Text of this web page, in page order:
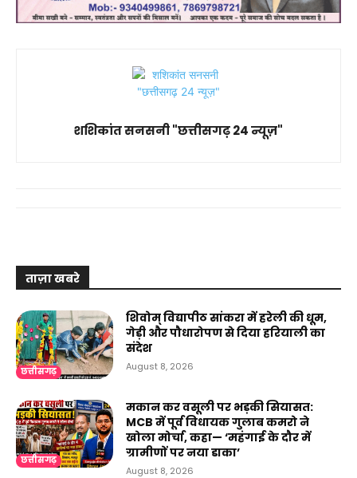
शशिकांत सनसनी "छत्तीसगढ़ 24 न्यूज़"
ताज़ा खबरे
छत्तीसगढ़
शिवोम् विद्यापीठ सांकरा में हरेली की धूम,
गेड़ी और पौधारोपण से दिया हरियाली का
संदेश
August 8, 2026
छत्तीसगढ़
मकान कर वसूली पर भड़की सियासत:
MCB में पूर्व विधायक गुलाब कमरो ने
खोला मोर्चा, कहा— ‘महंगाई के दौर में
ग्रामीणों पर नया डाका’
August 8, 2026